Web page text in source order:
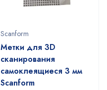
Scanform
Метки для 3D
сканирования
самоклеящиеся 3 мм
Scanform